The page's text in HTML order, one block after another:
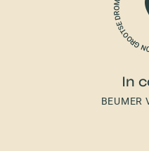
In
BEUMER